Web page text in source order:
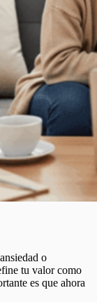
o
tu valor como
es que ahora